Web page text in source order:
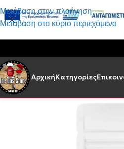
Μετάβαση στην πλοήγηση
Μετάβαση στο κύριο περιεχόμενο
ΑρχικήΚατηγορίες